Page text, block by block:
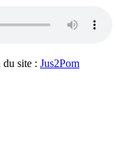
site : Jus2Pom